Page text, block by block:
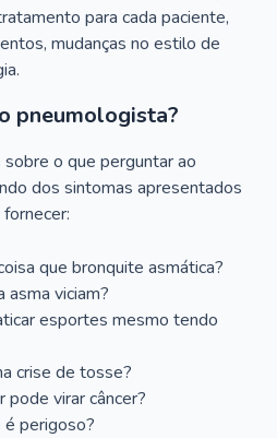
para cada paciente,
mudanças no estilo de
pneumologista?
o que perguntar ao
dos sintomas apresentados
que bronquite asmática?
asma viciam?
esportes mesmo tendo
crise de tosse?
pode virar câncer?
é perigoso?